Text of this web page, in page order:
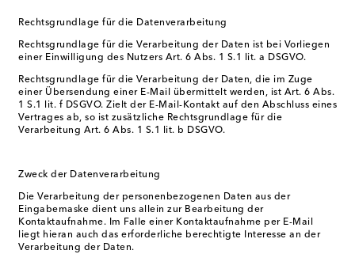
Rechtsgrundlage für die Datenverarbeitung
Rechtsgrundlage für die Verarbeitung der Daten ist bei Vorliegen
einer Einwilligung des Nutzers Art. 6 Abs. 1 S.1 lit. a DSGVO.
Rechtsgrundlage für die Verarbeitung der Daten, die im Zuge
einer Übersendung einer E-Mail übermittelt werden, ist Art. 6 Abs.
1 S.1 lit. f DSGVO. Zielt der E-Mail-Kontakt auf den Abschluss eines
Vertrages ab, so ist zusätzliche Rechtsgrundlage für die
Verarbeitung Art. 6 Abs. 1 S.1 lit. b DSGVO.
Zweck der Datenverarbeitung
Die Verarbeitung der personenbezogenen Daten aus der
Eingabemaske dient uns allein zur Bearbeitung der
Kontaktaufnahme. Im Falle einer Kontaktaufnahme per E-Mail
liegt hieran auch das erforderliche berechtigte Interesse an der
Verarbeitung der Daten.